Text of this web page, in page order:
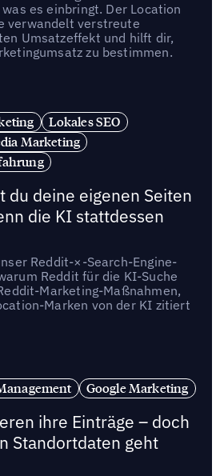
es einbringt. Der Location
verwandelt verstreute
Umsatzeffekt und hilft dir,
zu bestimmen.
Lokales SEO
Marketing
du deine eigenen Seiten
die KI stattdessen
Reddit-×-Search-Engine-
Reddit für die KI-Suche
Marketing-Maßnahmen,
Marken von der KI zitiert
Google Marketing
ihre Einträge – doch
Standortdaten geht